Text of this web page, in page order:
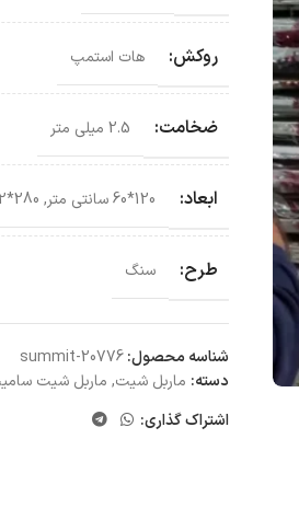
روکش: هات استمپ
ضخامت: 2.5 میلی متر
ابعاد: 120*60 سانتی‌ متر , 280*122 سانتی‌ متر
طرح: سنگ
شناسه محصول:summit-20776
دسته: ماربل شیت, ماربل شیت
اشتراک گذاری: